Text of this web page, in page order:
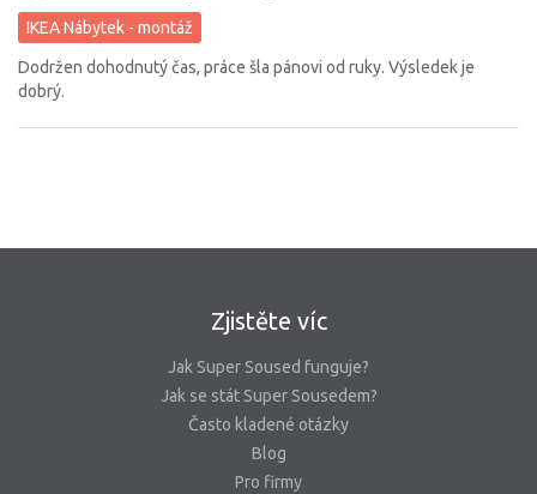
IKEA Nábytek - montáž
Dodržen dohodnutý čas, práce šla pánovi od ruky. Výsledek je
dobrý.
Zjistěte víc
Jak Super Soused funguje?
Jak se stát Super Sousedem?
Často kladené otázky
Blog
Pro firmy